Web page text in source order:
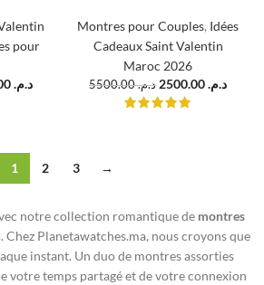
pour
د.م.
Montres pour Couples, Idées
Cadeaux Saint Valentin
Maroc 2026
د.م.5500.00 د.م.
1 2 3 →
notre collection romantique de montres
. Chez Planetawatches.ma, nous croyons que
instant. Un duo de montres assorties
votre temps partagé et de votre connexion